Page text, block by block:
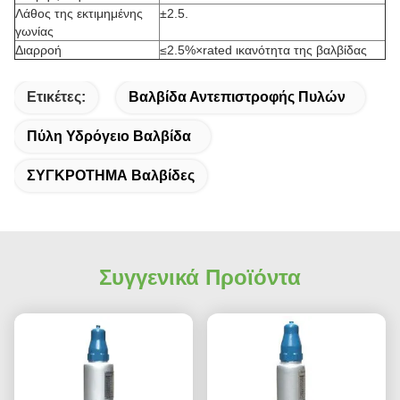
Λάθος της εκτιμημένης
γωνίας
±2.5.
Διαρροή ≤2.5%×rated ικανότητα της βαλβίδας
Ετικέτες: Βαλβίδα Αντεπιστροφής Πυλών
Πύλη Υδρόγειο Βαλβίδα
ΣΥΓΚΡΟΤΗΜΑ Βαλβίδες
Συγγενικά Προϊόντα